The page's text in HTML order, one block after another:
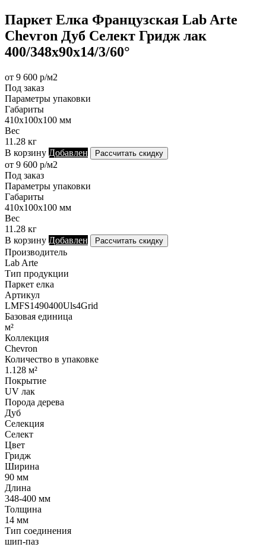
Паркет Елка Французская Lab Arte
Chevron Дуб Селект Гридж лак
400/348х90х14/3/60°
от 9 600 р/м2
Под заказ
Параметры упаковки
Габариты
410х100х100 мм
Вес
11.28 кг
В корзину Добавлен Рассчитать скидку
от 9 600 р/м2
Под заказ
Параметры упаковки
Габариты
410х100х100 мм
Вес
11.28 кг
В корзину Добавлен Рассчитать скидку
Производитель
Lab Arte
Тип продукции
Паркет елка
Артикул
LMFS1490400Uls4Grid
Базовая единица
м²
Коллекция
Chevron
Количество в упаковке
1.128 м²
Покрытие
UV лак
Порода дерева
Дуб
Селекция
Селект
Цвет
Гридж
Ширина
90 мм
Длина
348-400 мм
Толщина
14 мм
Тип соединения
шип-паз